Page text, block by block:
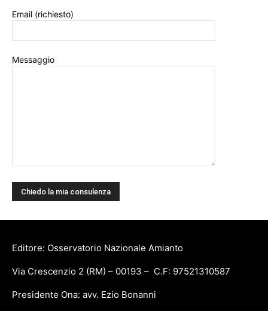
Email (richiesto)
Messaggio
Editore: Osservatorio Nazionale Amianto
Via Crescenzio 2 (RM) – 00193 – C.F: 97521310587
Presidente Ona: avv. Ezio Bonanni